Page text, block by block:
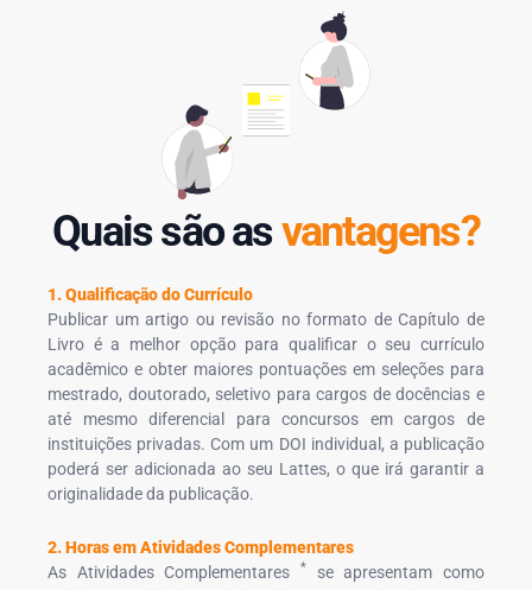
Quais são asvantagens?
1. Qualificação do Currículo
Publicar um artigo ou revisão no formato de Capítulo de
Livro é a melhor opção para qualificar o seu currículo
acadêmico e obter maiores pontuações em seleções para
mestrado, doutorado, seletivo para cargos de docências e
até mesmo diferencial para concursos em cargos de
instituições privadas. Com um DOI individual, a publicação
poderá ser adicionada ao seu Lattes, o que irá garantir a
originalidade da publicação.
2. Horas em Atividades Complementares
As Atividades Complementares
*
se apresentam como